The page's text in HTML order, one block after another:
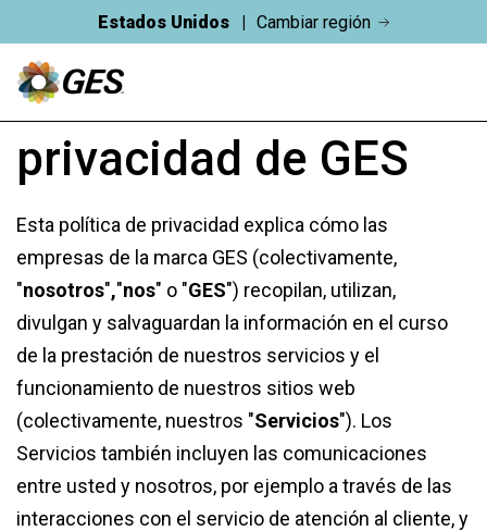
Estados Unidos Cambiar región
Política de
privacidad de GES
Esta política de privacidad explica cómo las
empresas de la marca GES (colectivamente,
"nosotros","nos" o "GES") recopilan, utilizan,
divulgan y salvaguardan la información en el curso
de la prestación de nuestros servicios y el
funcionamiento de nuestros sitios web
(colectivamente, nuestros "Servicios"). Los
Servicios también incluyen las comunicaciones
entre usted y nosotros, por ejemplo a través de las
interacciones con el servicio de atención al cliente, y